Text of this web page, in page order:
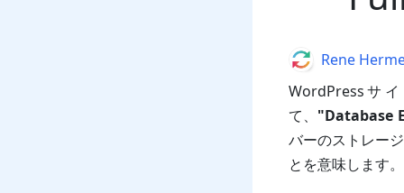
WordPressサ
て、 "Database
バーのストレー
とを意味します。
AuthorRene